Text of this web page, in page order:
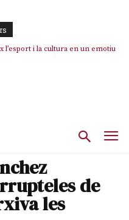
i la cultura en un emotiu
a Girona pels àudios però
de
les